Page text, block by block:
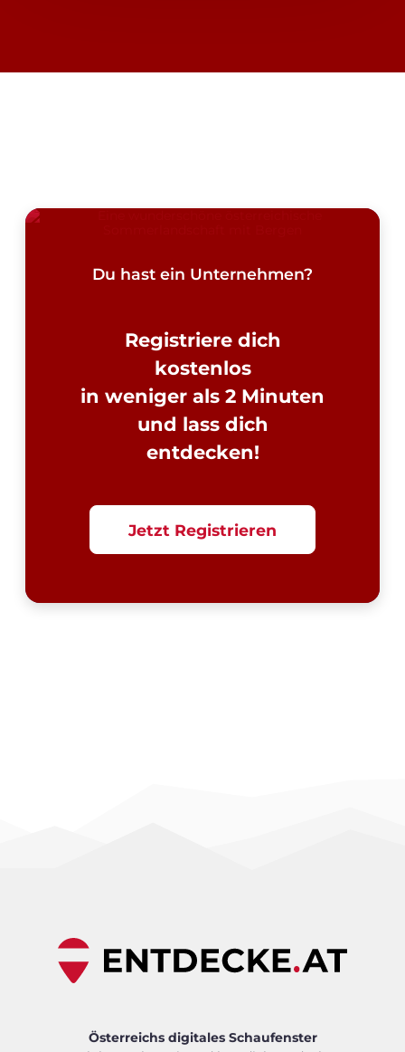
Du hast ein Unternehmen?
Registriere dich
kostenlos
in weniger als 2 Minuten
und lass dich
entdecken!
Jetzt Registrieren
Österreichs digitales Schaufenster